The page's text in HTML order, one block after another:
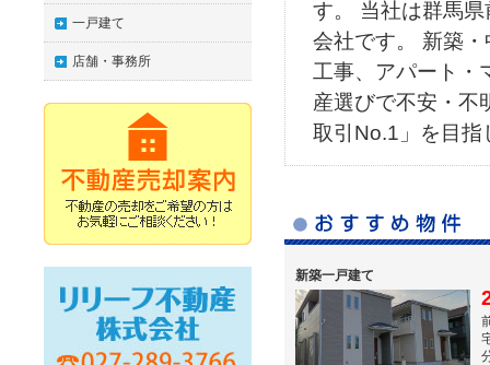
一戸建て
店舗・事務所
す。 当社は群馬
会社です。 新築
工事、アパート・
産選びで不安・不
取引No.1」を目指
新築一戸建て